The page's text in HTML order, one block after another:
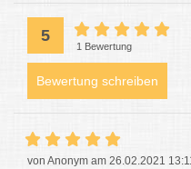
5
1 Bewertung
Bewertung schreiben
von Anonym am 26.02.2021